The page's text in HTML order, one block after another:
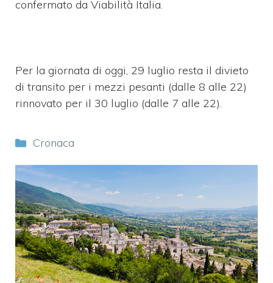
confermato da Viabilità Italia.
Per la giornata di oggi, 29 luglio resta il divieto
di transito per i mezzi pesanti (dalle 8 alle 22)
rinnovato per il 30 luglio (dalle 7 alle 22).
Categorie
Cronaca